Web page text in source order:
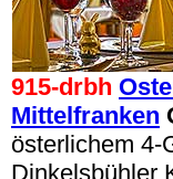
915-drbh
Mittelfranken
österlichem 4-
Dinkelsbühler